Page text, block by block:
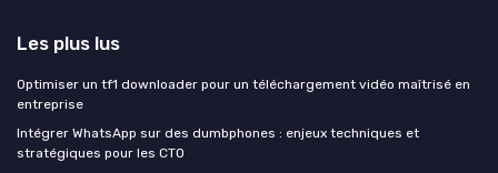
Les plus lus
Optimiser un tf1 downloader pour un téléchargement vidéo maîtrisé en
entreprise
Intégrer WhatsApp sur des dumbphones : enjeux techniques et
stratégiques pour les CTO